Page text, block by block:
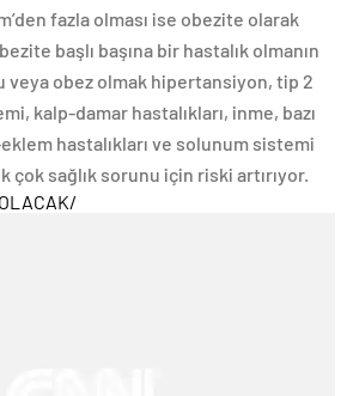
fazla olması ise obezite olarak
başlı başına bir hastalık olmanın
veya obez olmak hipertansiyon, tip 2
kalp-damar hastalıkları, inme, bazı
hastalıkları ve solunum sistemi
çok sağlık sorunu için riski artırıyor.
/